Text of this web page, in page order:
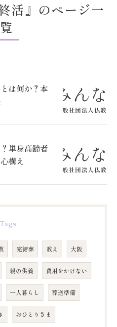
活』のページ一
覧
は何か？本
単身高齢者
構え
Tags
完結葬 教え 大阪
親の供養 費用をかけない
一人暮らし 葬送準備
おひとりさま